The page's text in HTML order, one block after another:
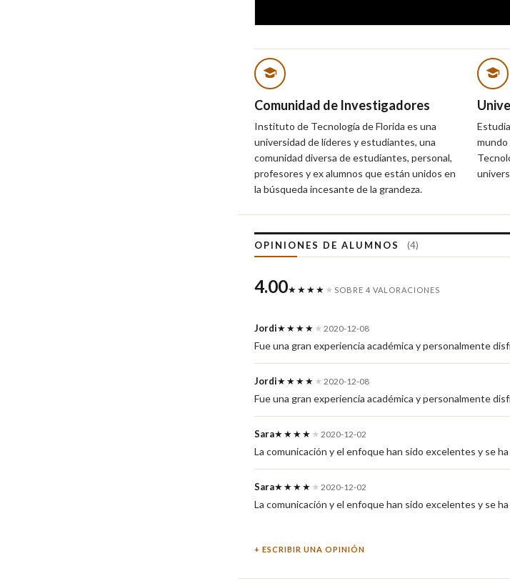
Comunidad de Investigadores
Instituto de Tecnología de Florida es una
universidad de líderes y estudiantes, una
comunidad diversa de estudiantes, personal,
profesores y ex alumnos que están unidos en
la búsqueda incesante de la grandeza.
OPINIONES DE ALUMNOS (4)
4.00★★★★ ★ SOBRE 4 VALORACIONES
Jordi★★★★ ★ 2020-12-08
Fue una gran experiencia académica y personalmente
Jordi★★★★ ★ 2020-12-08
Fue una gran experiencia académica y personalmente
Sara★★★★ ★ 2020-12-02
La comunicación y el enfoque han sido excelentes y se
Sara★★★★ ★ 2020-12-02
La comunicación y el enfoque han sido excelentes y se
ESCRIBIR UNA OPINIÓN